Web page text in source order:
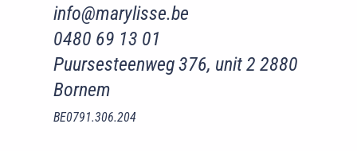
info@marylisse.be
0480 69 13 01
Puursesteenweg 376, unit 2 2880
Bornem
BE0791.306.204